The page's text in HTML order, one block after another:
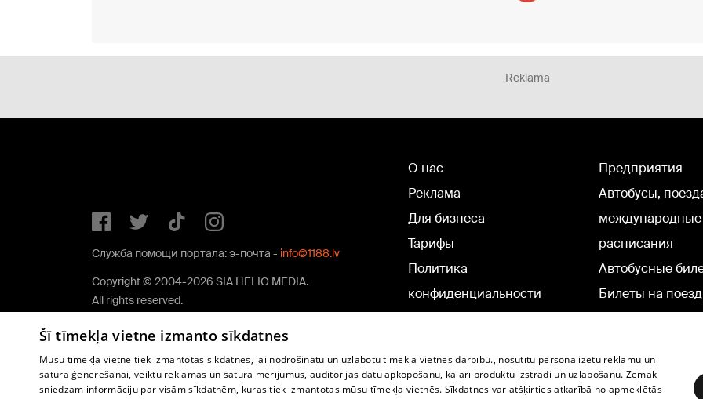
Reklāma
Служба помощи портала: э-почта - info@1188.lv
Copyright © 2004-2026 SIA HELIO MEDIA.
All rights reserved.
О нас
Реклама
Для бизнеса
Тарифы
Политика
конфиденциальности
Политика использования
cookie файлов
Предприятия
Автобусы,
международные
расписания
Автобусные
Билеты на поезд
Šī tīmekļa vietne izmanto sīkdatnes
Mūsu tīmekļa vietnē tiek izmantotas sīkdatnes, lai nodrošinātu un uzlabotu tīmekļa vietnes darbību., nosūtītu personalizētu reklāmu un
satura ģenerēšanai, veiktu reklāmas un satura mērījumus, auditorijas datu apkopošanu, kā arī produktu izstrādi un uzlabošanu. Zemāk
sniedzam informāciju par visām sīkdatnēm, kuras tiek izmantotas mūsu tīmekļa vietnēs. Sīkdatnes var atšķirties atkarībā no apmeklētās